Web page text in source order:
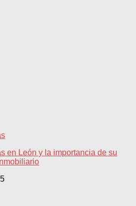
en León y la importancia de su